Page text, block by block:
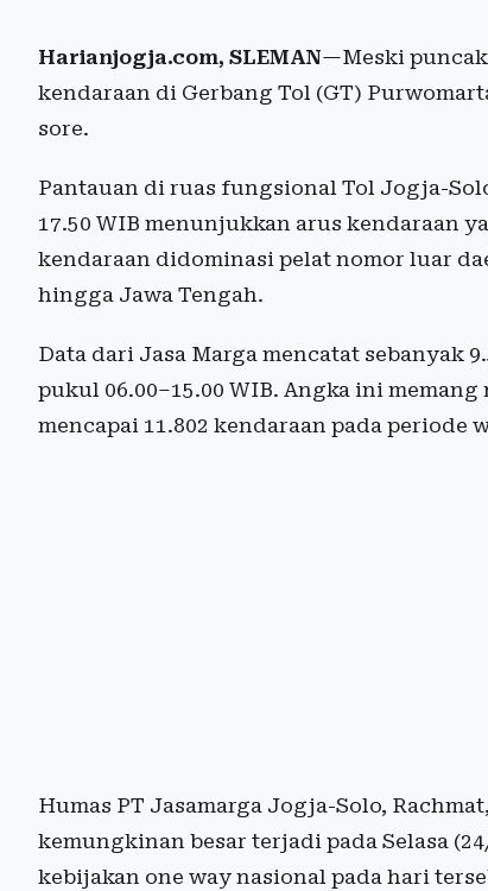
Harianjogja.com, SLEMAN—Meski puncak
kendaraan di Gerbang Tol (GT)
sore.
Pantauan di ruas fungsional Tol Jogja-
17.50 WIB menunjukkan arus kendaraan
kendaraan didominasi pelat nomor luar
hingga Jawa Tengah.
Data dari Jasa Marga mencatat sebanyak
pukul 06.00–15.00 WIB. Angka ini
mencapai 11.802 kendaraan pada periode
Humas PT Jasamarga Jogja-Solo,
kemungkinan besar terjadi pada Selasa
kebijakan one way nasional pada hari